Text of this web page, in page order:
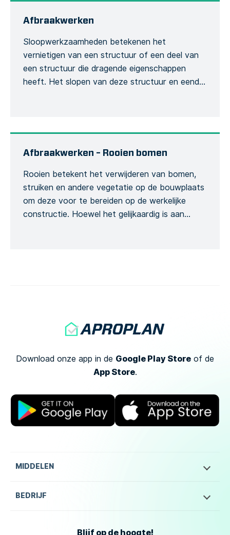
formaliseren. Het opnemen van de hoeveelheid
[…]
Afbraakwerken
Sloopwerkzaamheden betekenen het
vernietigen van een structuur of een deel van
een structuur die dragende eigenschappen
heeft. Het slopen van deze structuur en eender
sjabloon kan gebruikt worden om een
gedetailleerd sloopformulier te creëren […]
Afbraakwerken – Rooien bomen
Rooien betekent het verwijderen van bomen,
struiken en andere vegetatie op de bouwplaats
om deze voor te bereiden op de werkelijke
constructie. Hoewel het gelijkaardig is aan
Download onze app in de Google Play Store of de
App Store.
MIDDELEN
BEDRIJF